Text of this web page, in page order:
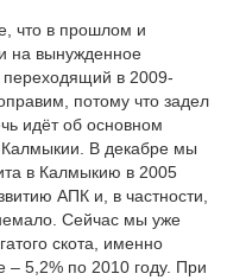
что в прошлом и
на вынужденное
переходящий в 2009-
потому что задел
идёт об основном
В декабре мы
в Калмыкию в 2005
АПК и, в частности,
Сейчас мы уже
скота, именно
– 5,2% по 2010 году. При